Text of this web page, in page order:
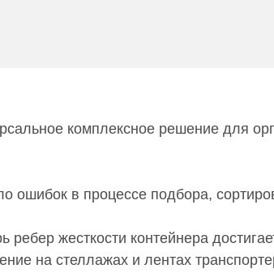
комплексное решение для
ошибок в процессе подбора,
ребер жесткости контейнера
на стеллажах и лентах